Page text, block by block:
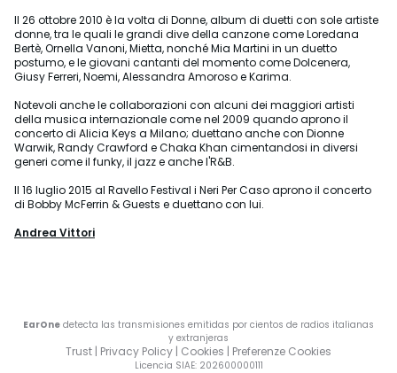
Il 26 ottobre 2010 è la volta di Donne, album di duetti con sole artiste
donne, tra le quali le grandi dive della canzone come Loredana
Bertè, Ornella Vanoni, Mietta, nonché Mia Martini in un duetto
postumo, e le giovani cantanti del momento come Dolcenera,
Giusy Ferreri, Noemi, Alessandra Amoroso e Karima.
Notevoli anche le collaborazioni con alcuni dei maggiori artisti
della musica internazionale come nel 2009 quando aprono il
concerto di Alicia Keys a Milano; duettano anche con Dionne
Warwik, Randy Crawford e Chaka Khan cimentandosi in diversi
generi come il funky, il jazz e anche l'R&B.
Il 16 luglio 2015 al Ravello Festival i Neri Per Caso aprono il concerto
di Bobby McFerrin & Guests e duettano con lui.
Andrea Vittori
EarOne detecta las transmisiones emitidas por cientos de radios italianas
y extranjeras
Trust | Privacy Policy | Cookies | Preferenze Cookies
Licencia SIAE: 202600000111